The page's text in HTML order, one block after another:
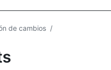
de cambios /